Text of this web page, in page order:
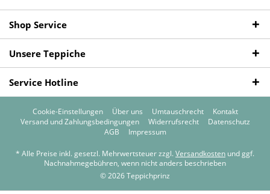
Shop Service
Unsere Teppiche
Service Hotline
Cookie-Einstellungen Über uns Umtauschrecht
Kontakt
Versand und Zahlungsbedingungen
Widerrufsrecht
Datenschutz
AGB
Impressum
* Alle Preise inkl. gesetzl. Mehrwertsteuer zzgl. Versandkosten und ggf.
Nachnahmegebühren, wenn nicht anders beschrieben
© 2026 Teppichprinz